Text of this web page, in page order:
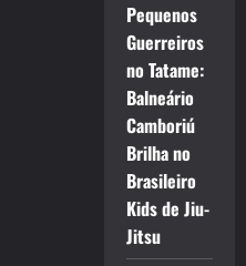
Pequenos
Guerreiros
no Tatame:
Balneário
Camboriú
Brilha no
Brasileiro
Kids de Jiu-
Jitsu